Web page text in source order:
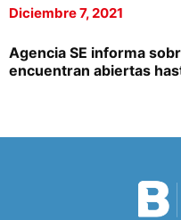
Diciembre 7, 2021
Agencia SE informa
encuentran abiertas